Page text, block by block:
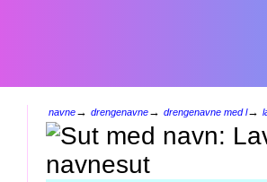
navne→ drengenavne→ drengenavne med l→